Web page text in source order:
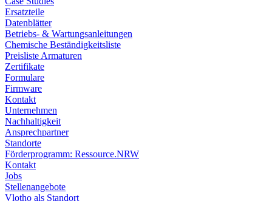
Ersatzteile
Datenblätter
Betriebs- & Wartungsanleitungen
Chemische Beständigkeitsliste
Preisliste Armaturen
Zertifikate
Formulare
Firmware
Kontakt
Unternehmen
Nachhaltigkeit
Ansprechpartner
Standorte
Förderprogramm: Ressource.NRW
Kontakt
Jobs
Stellenangebote
Vlotho als Standort